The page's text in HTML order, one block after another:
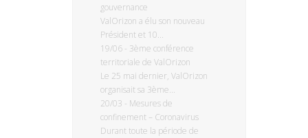
gouvernance
ValOrizon a élu son nouveau
Président et 10...
19/06 - 3ème conférence
territoriale de ValOrizon
Le 25 mai dernier, ValOrizon
organisait sa 3ème...
20/03 - Mesures de
confinement – Coronavirus
Durant toute la période de